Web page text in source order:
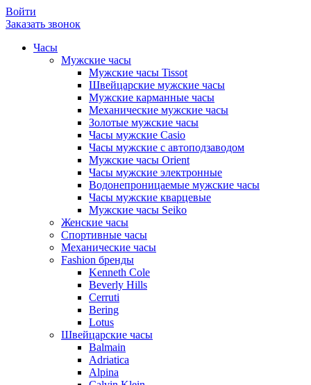
Войти
Заказать звонок
Часы
Мужские часы
Мужские часы Tissot
Швейцарские мужские часы
Мужские карманные часы
Механические мужские часы
Золотые мужские часы
Часы мужские Casio
Часы мужские с автоподзаводом
Мужские часы Orient
Часы мужские электронные
Водонепроницаемые мужские часы
Часы мужские кварцевые
Мужские часы Seiko
Женские часы
Спортивные часы
Механические часы
Fashion бренды
Kenneth Cole
Beverly Hills
Cerruti
Bering
Lotus
Швейцарские часы
Balmain
Adriatica
Alpina